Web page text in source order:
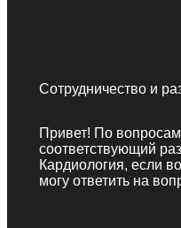
Сотрудничество и
Привет! По
соответствующий
Кардиология, если
могу ответить на